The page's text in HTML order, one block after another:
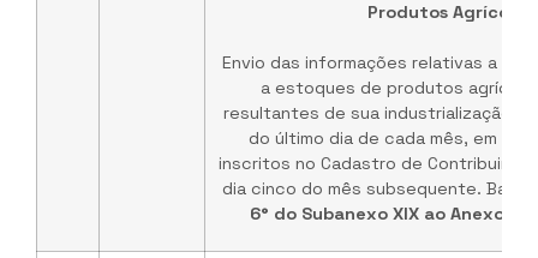
Produtos Agrícolas
Envio das informações relativas a
a estoques de produtos
resultantes de sua industrialização
do último dia de cada mês, em
inscritos no Cadastro de
dia cinco do mês subsequente. Base
6° do Subanexo XIX ao Anexo XV